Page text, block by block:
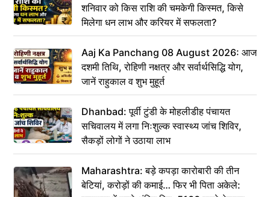
शनिवार को किस राशि की चमकेगी किस्मत, किसे
मिलेगा धन लाभ और करियर में सफलता?
Aaj Ka Panchang 08 August 2026: आज
दशमी तिथि, रोहिणी नक्षत्र और सर्वार्थसिद्धि योग,
जानें राहुकाल व शुभ मुहूर्त
Dhanbad: पूर्वी टुंडी के मोहलीडीह पंचायत
सचिवालय में लगा निःशुल्क स्वास्थ्य जांच शिविर,
सैकड़ों लोगों ने उठाया लाभ
Maharashtra: बड़े कपड़ा कारोबारी की तीन
बेटियां, करोड़ों की कमाई… फिर भी पिता अकेले: